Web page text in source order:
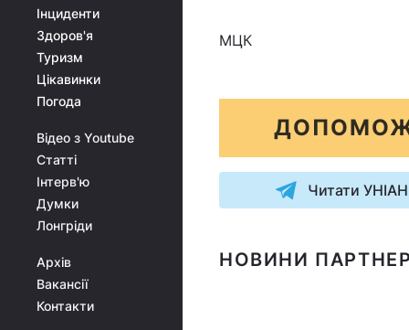
Інциденти
Здоров'я
Туризм
Цікавинки
Погода
Відео з Youtube
Статті
Інтерв'ю
Думки
Лонгріди
Архів
Вакансії
Контакти
МЦК
Читати
НОВИНИ